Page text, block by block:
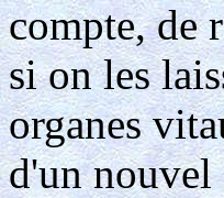
compte, de
si on les
organes
d'un